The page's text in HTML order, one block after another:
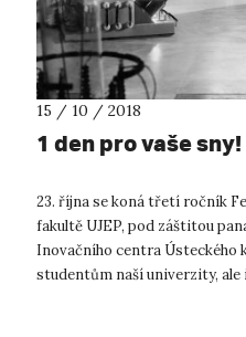
15 / 10 / 2018
1 den pro vaše sny!
23. října se koná třetí ročník
fakultě UJEP, pod záštitou
Inovačního centra Ústeckého
studentům naší univerzity,